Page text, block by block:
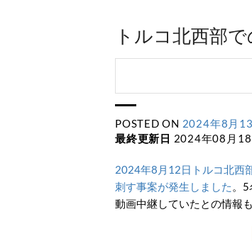
トルコ北西部
POSTED ON 2024年8月
最終更新日 2024年08月18
2024年8月12日トルコ北西
刺す事案が発生しました 。
動画中継していたとの情報も